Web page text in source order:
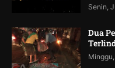
Senin,
Dua